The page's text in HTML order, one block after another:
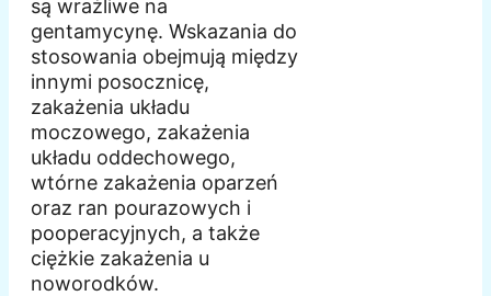
są wrażliwe na
gentamycynę. Wskazania do
stosowania obejmują między
innymi posocznicę,
zakażenia układu
moczowego, zakażenia
układu oddechowego,
wtórne zakażenia oparzeń
oraz ran pourazowych i
pooperacyjnych, a także
ciężkie zakażenia u
noworodków.